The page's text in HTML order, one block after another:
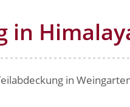
in
in